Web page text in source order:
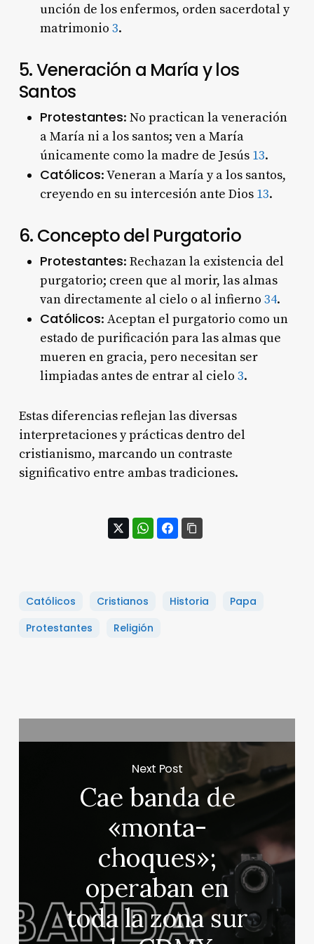
unción de los enfermos, orden sacerdotal y
matrimonio 3.
5. Veneración a María y los
Santos
Protestantes: No practican la veneración
a María ni a los santos; ven a María
únicamente como la madre de Jesús 13.
Católicos: Veneran a María y a los santos,
creyendo en su intercesión ante Dios 13.
6. Concepto del Purgatorio
Protestantes: Rechazan la existencia del
purgatorio; creen que al morir, las almas
van directamente al cielo o al infierno 34.
Católicos: Aceptan el purgatorio como un
estado de purificación para las almas que
mueren en gracia, pero necesitan ser
limpiadas antes de entrar al cielo 3.
Estas diferencias reflejan las diversas
interpretaciones y prácticas dentro del
cristianismo, marcando un contraste
significativo entre ambas tradiciones.
Católicos Cristianos Historia
Papa
Protestantes
Religión
Next Post
Cae banda de
«monta-
choques»;
operaban en
toda la zona sur